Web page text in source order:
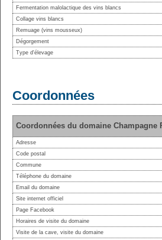
Fermentation malolactique des vins blancs
Collage vins blancs
Remuage (vins mousseux)
Dégorgement
Type d'élevage
Coordonnées
Coordonnées du domaine Champagne
Adresse
Code postal
Commune
Téléphone du domaine
Email du domaine
Site internet officiel
Page Facebook
Horaires de visite du domaine
Visite de la cave, visite du domaine